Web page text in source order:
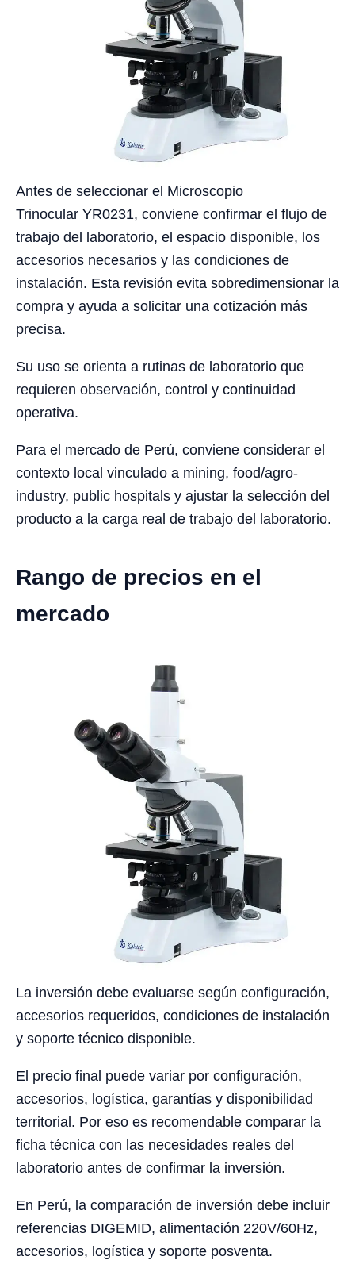
Antes de seleccionar el Microscopio
Trinocular YR0231, conviene confirmar el flujo de
trabajo del laboratorio, el espacio disponible, los
accesorios necesarios y las condiciones de
instalación. Esta revisión evita sobredimensionar la
compra y ayuda a solicitar una cotización más
precisa.
Su uso se orienta a rutinas de laboratorio que
requieren observación, control y continuidad
operativa.
Para el mercado de Perú, conviene considerar el
contexto local vinculado a mining, food/agro-
industry, public hospitals y ajustar la selección del
producto a la carga real de trabajo del laboratorio.
Rango de precios en el
mercado
La inversión debe evaluarse según configuración,
accesorios requeridos, condiciones de instalación
y soporte técnico disponible.
El precio final puede variar por configuración,
accesorios, logística, garantías y disponibilidad
territorial. Por eso es recomendable comparar la
ficha técnica con las necesidades reales del
laboratorio antes de confirmar la inversión.
En Perú, la comparación de inversión debe incluir
referencias DIGEMID, alimentación 220V/60Hz,
accesorios, logística y soporte posventa.